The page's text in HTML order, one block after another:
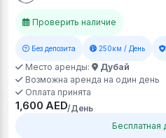
Проверить наличие
Без депозита 250км / День
Место аренды:
Дубай
Возможна аренда на один день
Оплата принята
1,600 AED/День
Бесплатная